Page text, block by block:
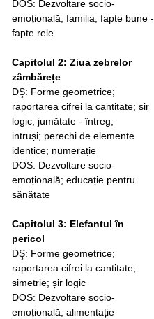
DOS: Dezvoltare socio-
emoțională; familia; fapte bune -
fapte rele
Capitolul 2: Ziua zebrelor
zâmbărețe
DŞ: Forme geometrice;
raportarea cifrei la cantitate; șir
logic; jumătate - întreg;
intruși; perechi de elemente
identice; numerație
DOS: Dezvoltare socio-
emoțională; educație pentru
sănătate
Capitolul 3: Elefantul în
pericol
DŞ: Forme geometrice;
raportarea cifrei la cantitate;
simetrie; șir logic
DOS: Dezvoltare socio-
emoțională; alimentație